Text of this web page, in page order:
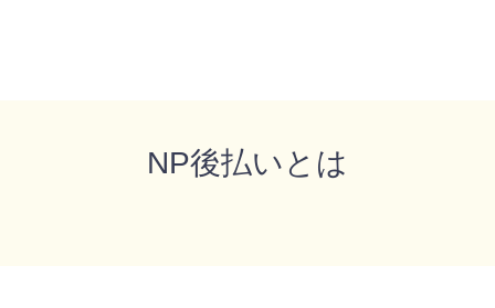
NP後払いとは